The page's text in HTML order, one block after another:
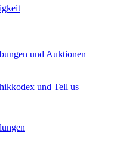
und Auktionen
und Tell us